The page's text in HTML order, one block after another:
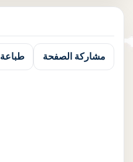
مشاركة الصفحة طباعة